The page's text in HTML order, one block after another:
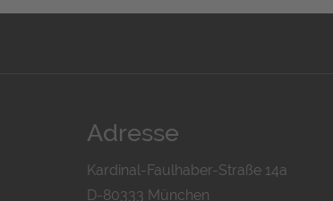
Adresse
Kardinal-Faulhaber-Straße 14a
D-80333 München